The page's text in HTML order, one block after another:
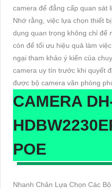
camera để đẳng cấp quan sát
Nhớ rằng, việc lựa chọn thiết
dụng quan trọng không chỉ để
còn để tối ưu hiệu quả làm
ngại tham khảo ý kiến của
camera uy tín trước khi quyết
được bộ camera văn phòng
CAMERA
POE
Nhanh Chân Lựa Chọn Các